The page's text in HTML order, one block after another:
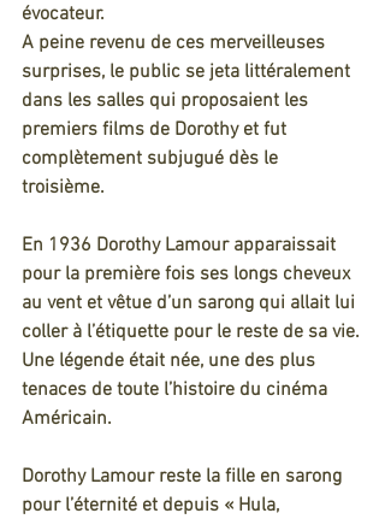
évocateur.
A peine revenu de ces merveilleuses
surprises, le public se jeta littéralement
dans les salles qui proposaient les
premiers films de Dorothy et fut
complètement subjugué dès le
troisième.
En 1936 Dorothy Lamour apparaissait
pour la première fois ses longs cheveux
au vent et vêtue d’un sarong qui allait lui
coller à l’étiquette pour le reste de sa vie.
Une légende était née, une des plus
tenaces de toute l’histoire du cinéma
Américain.
Dorothy Lamour reste la fille en sarong
pour l’éternité et depuis « Hula,